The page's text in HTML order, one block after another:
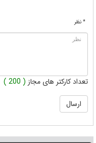
* نظر
تعداد کارکتر های مجاز ( 200 )